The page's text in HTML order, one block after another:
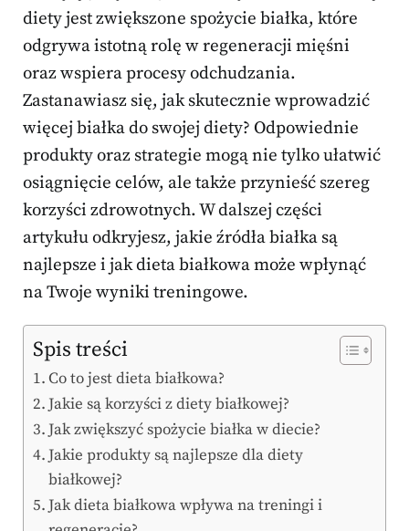
diety jest zwiększone spożycie białka, które
odgrywa istotną rolę w regeneracji mięśni
oraz wspiera procesy odchudzania.
Zastanawiasz się, jak skutecznie wprowadzić
więcej białka do swojej diety? Odpowiednie
produkty oraz strategie mogą nie tylko ułatwić
osiągnięcie celów, ale także przynieść szereg
korzyści zdrowotnych. W dalszej części
artykułu odkryjesz, jakie źródła białka są
najlepsze i jak dieta białkowa może wpłynąć
na Twoje wyniki treningowe.
Spis treści
Co to jest dieta białkowa?
Jakie są korzyści z diety białkowej?
Jak zwiększyć spożycie białka w diecie?
Jakie produkty są najlepsze dla diety
białkowej?
Jak dieta białkowa wpływa na treningi i